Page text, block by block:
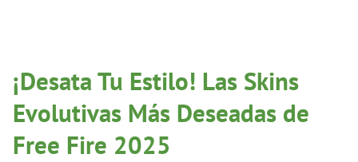
¡Desata Tu Estilo! Las Skins
Evolutivas Más Deseadas de
Free Fire 2025